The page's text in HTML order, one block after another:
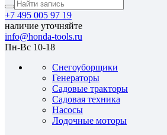
+7 495 005 97 19
наличие уточняйте
info@honda-tools.ru
Пн-Вс 10-18
Снегоуборщики
Генераторы
Садовые тракторы
Садовая техника
Насосы
Лодочные моторы